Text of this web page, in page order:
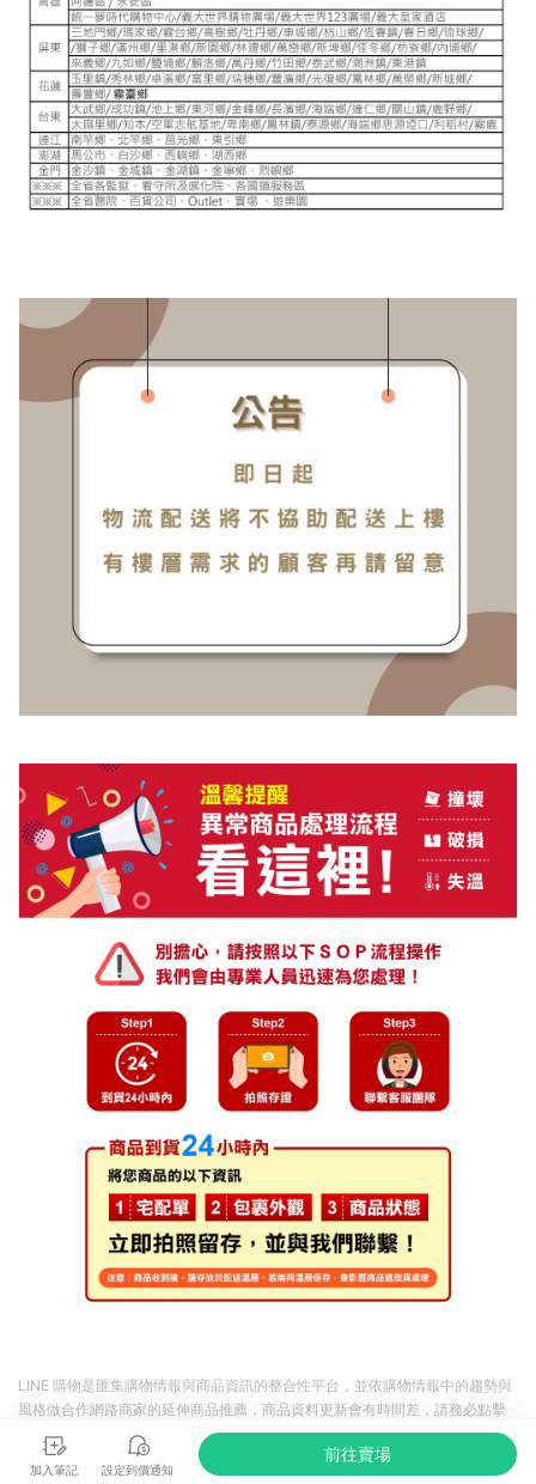
加入筆記 設定到價通知
前往賣場
LINE 購物是匯集購物情報與商品資訊的整合性平台，並依購物情報中的趨勢與
風格做合作網路商家的延伸商品推薦，商品資料更新會有時間差，請務必點擊
商品至各合作網路商家，確認現售價與購物條件，一切資訊以合作廠商網頁為
準。